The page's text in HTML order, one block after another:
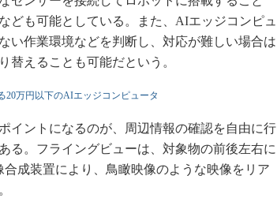
ども可能としている。また、AIエッジコンピュ
い作業環境などを判断し、対応が難しい場合は
替えることも可能だという。
20万円以下のAIエッジコンピュータ
イントになるのが、周辺情報の確認を自由に行
る。フライングビューは、対象物の前後左右に
成装置により、鳥瞰映像のような映像をリア